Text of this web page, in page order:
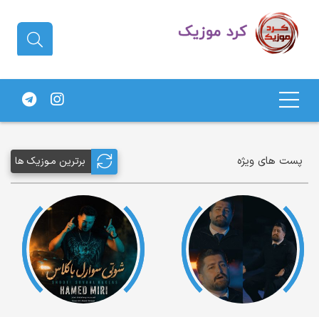
های کردی
پست های ویژه برترین مـوزیک ها